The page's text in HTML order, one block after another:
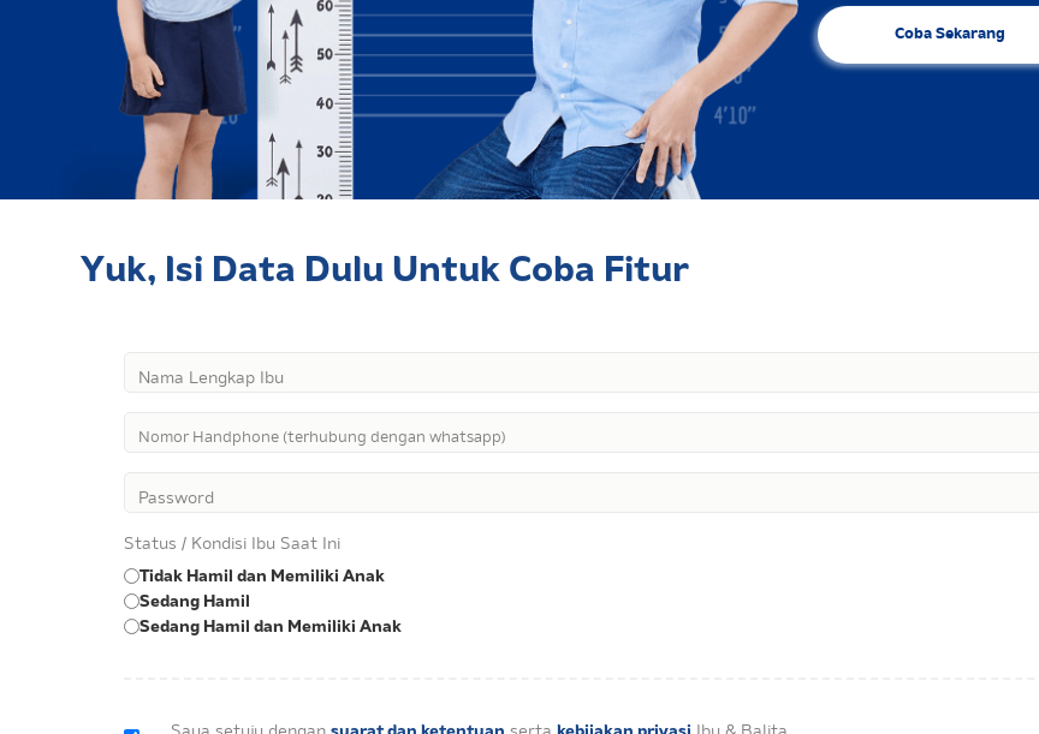
Coba Sekarang
Yuk, Isi Data Dulu Untuk Coba Fitur
Nama Lengkap Ibu
Nomor Handphone (terhubung dengan whatsapp)
Password
Status / Kondisi Ibu Saat Ini
Tidak Hamil dan Memiliki Anak
Sedang Hamil
Sedang Hamil dan Memiliki Anak